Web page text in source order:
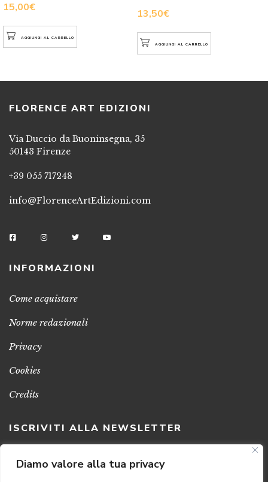
Diamo valore alla tua privacy
15,00€
AGGIUNGI AL CARRELLO
13,50€
AGGIUNGI AL CARRELLO
FLORENCE ART EDIZIONI
Via Duccio da Buoninsegna, 35
50143 Firenze
+39 055 717248
info@FlorenceArtEdizioni.com
INFORMAZIONI
Come acquistare
Norme redazionali
Privacy
Cookies
Credits
ISCRIVITI ALLA NEWSLETTER
Clicca sul pulsante per ricevere le nostre ultime novità,
notizie e promozioni